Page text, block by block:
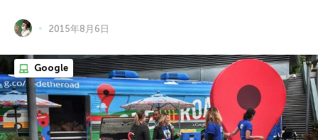
2015年8月6日
Google